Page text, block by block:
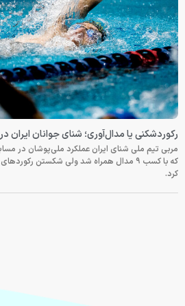
رکوردشکنی یا مدال‌آوری؛ شنای جوانان ایران
مربی تیم ملی شنای ایران عملکرد ملی‌پوشان در
که با کسب ۹ مدال همراه شد ولی شکستن
کرد.